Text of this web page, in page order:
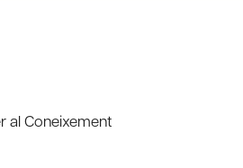
al Coneixement